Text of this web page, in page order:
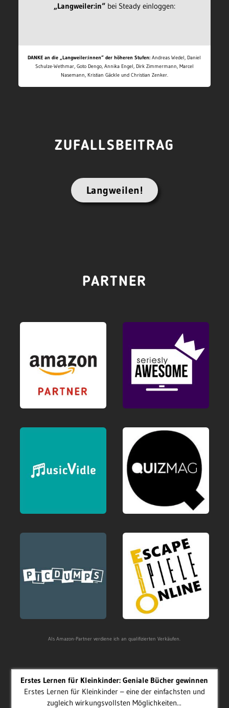
„Langweiler:in“bei Steady einloggen:
DANKE an die „Langweiler:innen“ der höheren Stufen: Andreas Wedel, Daniel
Schulze-Wethmar, Goto Dengo, Annika Engel, Dirk Zimmermann, Marcel
Nasemann, Kristian Gäckle und Christian Zenker.
ZUFALLSBEITRAG
Langweilen!
PARTNER
Als Amazon-Partner verdiene ich an qualifizierten Verkäufen.
Erstes Lernen für Kleinkinder: Geniale Bücher gewinnen
Erstes Lernen für Kleinkinder – eine der einfachsten und
zugleich wirkungsvollsten Möglichkeiten...